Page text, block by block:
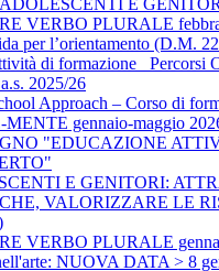
ADOLESCENTI E
VERBO PLURALE
per l’orientamento (D.M.
di formazione_ Percorsi
2025/26
Approach – Corso di
gennaio-maggio
"EDUCAZIONE
E GENITORI:
VALORIZZARE LE
VERBO PLURALE
NUOVA DATA > 8